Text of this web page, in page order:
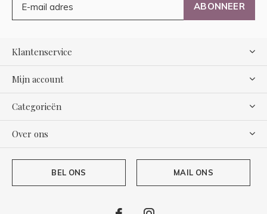
ABONNEER
Klantenservice
Mijn account
Categorieën
Over ons
BEL ONS MAIL ONS